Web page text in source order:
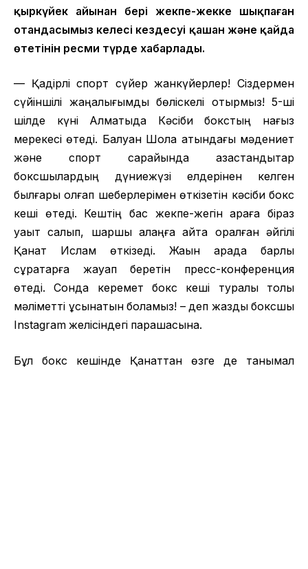
қыркүйек айынан бері жекпе-жекке шықпаған
отандасымыз келесі кездесуі қашан және қайда
өтетінін ресми түрде хабарлады.
— Қадірлі спорт сүйер жанкүйерлер! Сіздермен
сүйіншілі жаңалығымды бөліскелі отырмыз! 5-ші
шілде күні Алматыда Кәсіби бокстың нағыз
мерекесі өтеді. Балуан Шолақ атындағы мәдениет
және спорт сарайында қазақстандықтар
боксшылардың дүниежүзі елдерінен келген
былғары қолғап шеберлерімен өткізетін кәсіби бокс
кеші өтеді. Кештің бас жекпе-жегін араға біраз
уақыт салып, шаршы алаңға қайта оралған әйгілі
Қанат Ислам өткізеді. Жақын арада барлық
сұрақтарға жауап беретін пресс-конференция
өтеді. Сонда керемет бокс кеші туралы толық
мәліметті ұсынатын боламыз! – деп жазды боксшы
Instagram желісіндегі парақшасына.
Бұл бокс кешінде Қанаттан өзге де танымал